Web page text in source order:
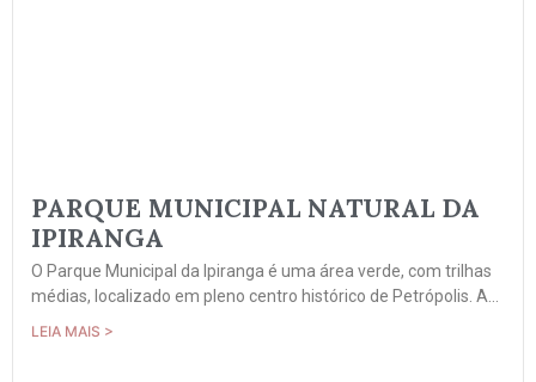
PARQUE MUNICIPAL NATURAL DA
IPIRANGA
O Parque Municipal da Ipiranga é uma área verde, com trilhas
médias, localizado em pleno centro histórico de Petrópolis. A...
LEIA MAIS >